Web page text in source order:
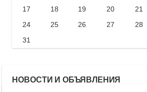
17
18 19 20 21
24
25 26 27 28
31
НОВОСТИ И ОБЪЯВЛЕНИЯ